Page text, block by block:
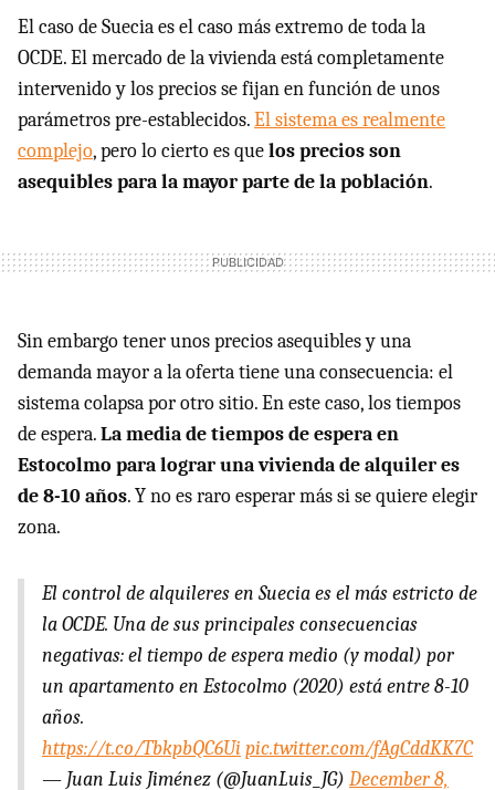
El caso de Suecia es el caso más extremo de toda la
OCDE. El mercado de la vivienda está completamente
intervenido y los precios se fijan en función de unos
parámetros pre-establecidos.El sistema es realmente
complejo, pero lo cierto es quelos precios son
asequibles para la mayor parte de la población.
Sin embargo tener unos precios asequibles y una
demanda mayor a la oferta tiene una consecuencia: el
sistema colapsa por otro sitio. En este caso, los tiempos
de espera.La media de tiempos de espera en
Estocolmo para lograr una vivienda de alquiler es
de 8-10 años. Y no es raro esperar más si se quiere elegir
zona.
El control de alquileres en Suecia es el más estricto de
la OCDE. Una de sus principales consecuencias
negativas: el tiempo de espera medio (y modal) por
un apartamento en Estocolmo (2020) está entre 8-10
años.
https://t.co/TbkpbQC6Ui pic.twitter.com/fAgCddKK7C
— Juan Luis Jiménez (@JuanLuis_JG) December 8,